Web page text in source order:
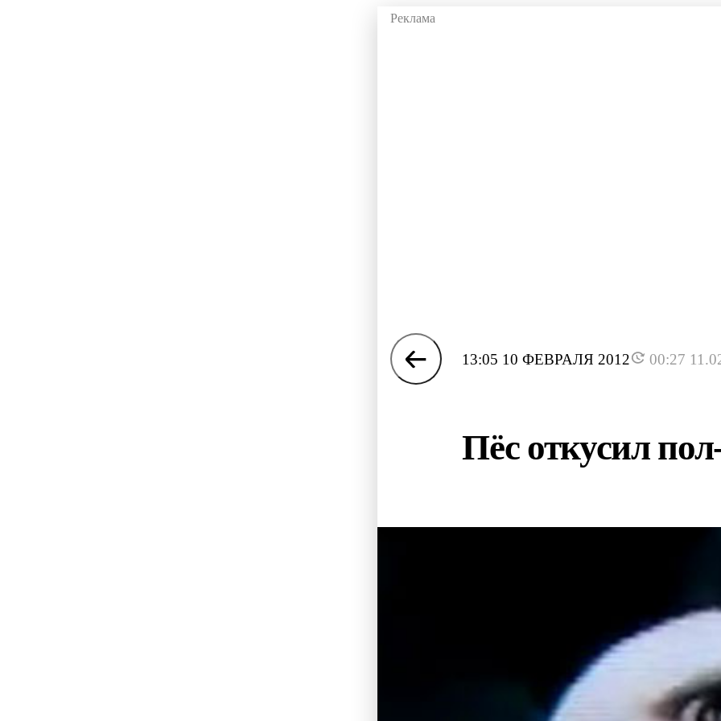
13:05 10 ФЕВРАЛЯ 2012 00:27
Пёс откусил